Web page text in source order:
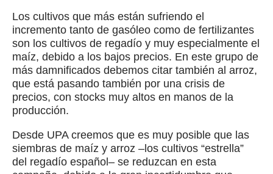
Los cultivos que más están sufriendo el
incremento tanto de gasóleo como de fertilizantes
son los cultivos de regadío y muy especialmente el
maíz, debido a los bajos precios. En este grupo de
más damnificados debemos citar también al arroz,
que está pasando también por una crisis de
precios, con stocks muy altos en manos de la
producción.
Desde UPA creemos que es muy posible que las
siembras de maíz y arroz –los cultivos “estrella”
del regadío español– se reduzcan en esta